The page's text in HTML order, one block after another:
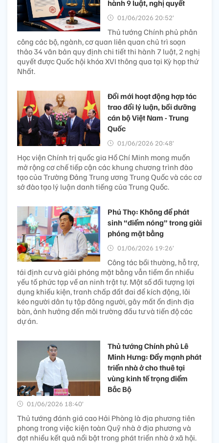
hành 9 luật, nghị quyết
01/06/2026 20:52’
Thủ tướng Chính phủ phân
công các bộ, ngành, cơ quan liên quan chủ trì soạn
thảo 34 văn bản quy định chi tiết thi hành 7 luật, 2 nghị
quyết được Quốc hội khóa XVI thông qua tại Kỳ họp thứ
Nhất.
Đổi mới hoạt động hợp tác
trao đổi lý luận, bồi dưỡng
cán bộ Việt Nam - Trung
Quốc
01/06/2026 20:48’
Học viện Chính trị quốc gia Hồ Chí Minh mong muốn
mở rộng cơ chế tiếp cận các khung chương trình đào
tạo của Trường Đảng Trung ương Trung Quốc và các cơ
sở đào tạo lý luận danh tiếng của Trung Quốc.
Phú Thọ: Không để phát
sinh “điểm nóng” trong giải
phóng mặt bằng
01/06/2026 19:26’
Công tác bồi thường, hỗ trợ,
tái định cư và giải phóng mặt bằng vẫn tiềm ẩn nhiều
yếu tố phức tạp về an ninh trật tự. Một số đối tượng lợi
dụng khiếu kiện, tranh chấp đất đai để kích động, lôi
kéo người dân tụ tập đông người, gây mất ổn định địa
bàn, ảnh hưởng đến môi trường đầu tư và tiến độ các
dự án.
Thủ tướng Chính phủ Lê
Minh Hưng: Đẩy mạnh phát
triển nhà ở cho thuê tại
vùng kinh tế trọng điểm
Bắc Bộ
01/06/2026 18:40’
Thủ tướng đánh giá cao Hải Phòng là địa phương tiên
phong trong việc kiện toàn Quỹ nhà ở địa phương và
đạt nhiều kết quả nổi bật trong phát triển nhà ở xã hội.